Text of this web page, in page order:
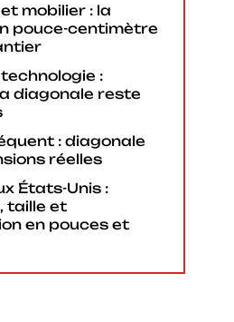
mobilier : la
pouce-centimètre
:
diagonale reste
: diagonale
réelles
États-Unis :
taille et
en pouces et